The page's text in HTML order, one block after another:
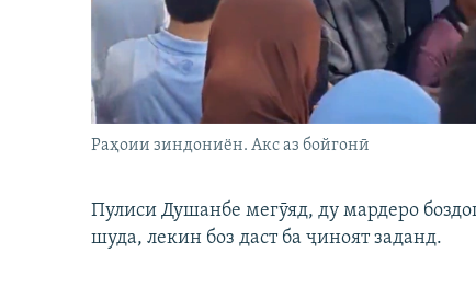
Раҳоии зиндониён. Акс аз бойгонӣ
Пулиси Душанбе мегӯяд, ду мардеро
шуда, лекин боз даст ба ҷиноят заданд.